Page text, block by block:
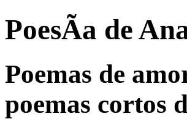
PoesÃ­a de
Poemas de
poemas cortos